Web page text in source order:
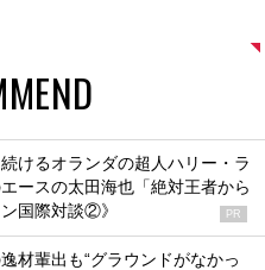
けるオランダの超人ハリー・ラ
ースの太田海也「絶対王者から
国際対談②》
PR
材輩出も“グラウンドがなかっ